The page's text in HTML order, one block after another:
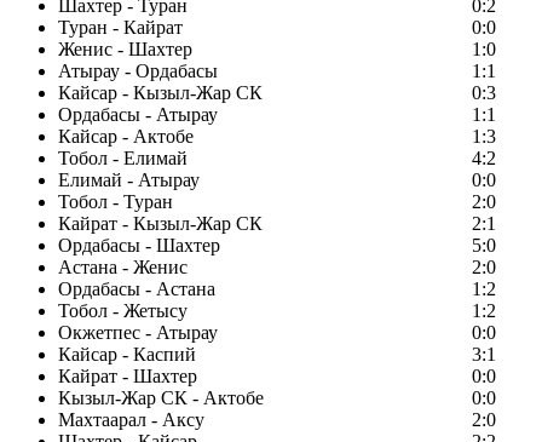
Шахтер - Туран
0:2
Туран - Кайрат
0:0
Женис - Шахтер
1:0
Атырау - Ордабасы
1:1
Кайсар - Кызыл-Жар СК
0:3
Ордабасы - Атырау
1:1
Кайсар - Актобе
1:3
Тобол - Елимай
4:2
Елимай - Атырау
0:0
Тобол - Туран
2:0
Кайрат - Кызыл-Жар СК
2:1
Ордабасы - Шахтер
5:0
Астана - Женис
2:0
Ордабасы - Астана
1:2
Тобол - Жетысу
1:2
Окжетпес - Атырау
0:0
Кайсар - Каспий
3:1
Кайрат - Шахтер
0:0
Кызыл-Жар СК - Актобе
0:0
Махтаарал - Аксу
2:0